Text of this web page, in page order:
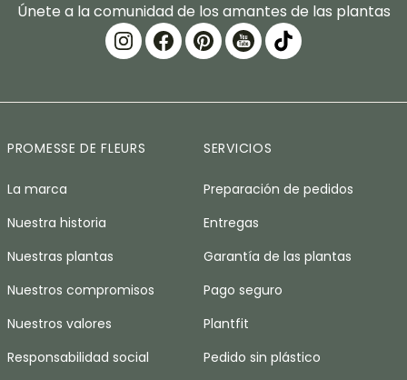
Únete a la comunidad de los amantes de las plantas
PROMESSE DE FLEURS
La marca
Nuestra historia
Nuestras plantas
Nuestros compromisos
Nuestros valores
Responsabilidad social
SERVICIOS
Preparación de pedidos
Entregas
Garantía de las plantas
Pago seguro
Plantfit
Pedido sin plástico